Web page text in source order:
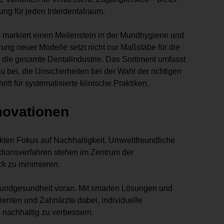
für jeden Interdentalraum.
einen Meilenstein in der Mundhygiene und
neuer Modelle setzt nicht nur Maßstäbe für die
gesamte Dentalindustrie. Das Sortiment umfasst
bei, die Unsicherheiten bei der Wahl der richtigen
für systematisierte klinische Praktiken.
Fokus auf Nachhaltigkeit. Umweltfreundliche
stehen im Zentrum der
zu minimieren.
voran. Mit smarten Lösungen und
und Zahnärzte dabei, individuelle
zu verbessern.